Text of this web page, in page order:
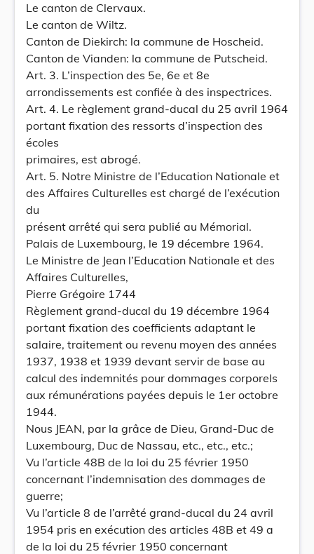
Le canton de Clervaux.
Le canton de Wiltz.
Canton de Diekirch: la commune de Hoscheid.
Canton de Vianden: la commune de Putscheid.
Art. 3. L’inspection des 5e, 6e et 8e
arrondissements est confiée à des inspectrices.
Art. 4. Le règlement grand-ducal du 25 avril 1964
portant fixation des ressorts d’inspection des
écoles
primaires, est abrogé.
Art. 5. Notre Ministre de l’Education Nationale et
des Affaires Culturelles est chargé de l’exécution
du
présent arrêté qui sera publié au Mémorial.
Palais de Luxembourg, le 19 décembre 1964.
Le Ministre de Jean l’Education Nationale et des
Affaires Culturelles,
Pierre Grégoire 1744
Règlement grand-ducal du 19 décembre 1964
portant fixation des coefficients adaptant le
salaire, traitement ou revenu moyen des années
1937, 1938 et 1939 devant servir de base au
calcul des indemnités pour dommages corporels
aux rémunérations payées depuis le 1er octobre
1944.
Nous JEAN, par la grâce de Dieu, Grand-Duc de
Luxembourg, Duc de Nassau, etc., etc., etc.;
Vu l’article 48B de la loi du 25 février 1950
concernant l’indemnisation des dommages de
guerre;
Vu l’article 8 de l’arrêté grand-ducal du 24 avril
1954 pris en exécution des articles 48B et 49 a
de la loi du 25 février 1950 concernant